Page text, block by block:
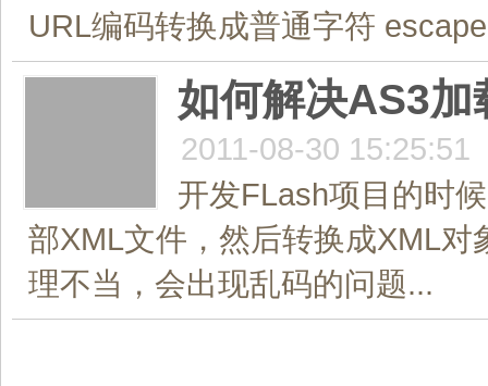
URL编码转换成普通字符
如何解决AS3
2011-08-30 15:25:51
开发FLash项目的时
部XML文件，然后转换成XML
理不当，会出现乱码的问题...